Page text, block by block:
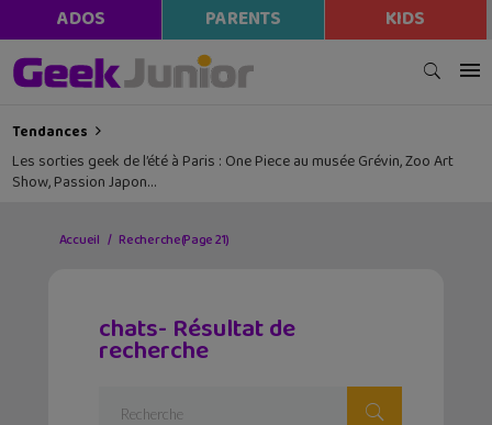
ADOS PARENTS KIDS
Tendances
Les sorties geek de l’été à Paris : One Piece au musée Grévin, Zoo Art
Show, Passion Japon…
Accueil Recherche(Page 21)
chats- Résultat de
recherche